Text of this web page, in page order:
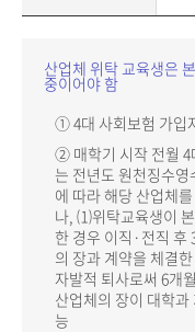
산업체 위탁 교육생은
중이어야 함
① 4대 사회보험 가입
② 매학기 시작 전월 4
는 전년도 원천징수
에 따라 해당 산업체
나, ⑴위탁교육생이
한 경우 이직·전직 후
의 장과 계약을 체결
자발적 퇴사로써 6개
산업체의 장이 대학
능